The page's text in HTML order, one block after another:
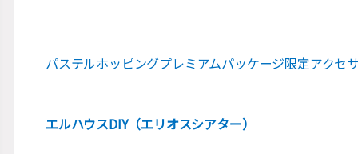
パステルホッピングプレミアムパッケージ限定アクセ
エルハウスDIY（エリオスシアター）